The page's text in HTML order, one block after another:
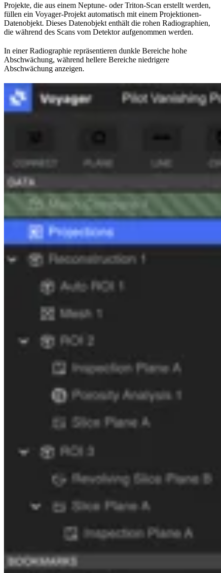
Projekte, die aus einem Neptune- oder Triton-Scan erstellt werden,
füllen ein Voyager-Projekt automatisch mit einem Projektionen-
Datenobjekt. Dieses Datenobjekt enthält die rohen Radiographien,
die während des Scans vom Detektor aufgenommen werden.
In einer Radiographie repräsentieren dunkle Bereiche hohe
Abschwächung, während hellere Bereiche niedrigere
Abschwächung anzeigen.